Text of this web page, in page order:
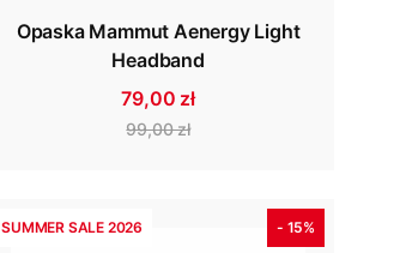
Opaska Mammut Aenergy Light
Headband
79,00 zł
99,00 zł
SUMMER SALE 2026 - 15%